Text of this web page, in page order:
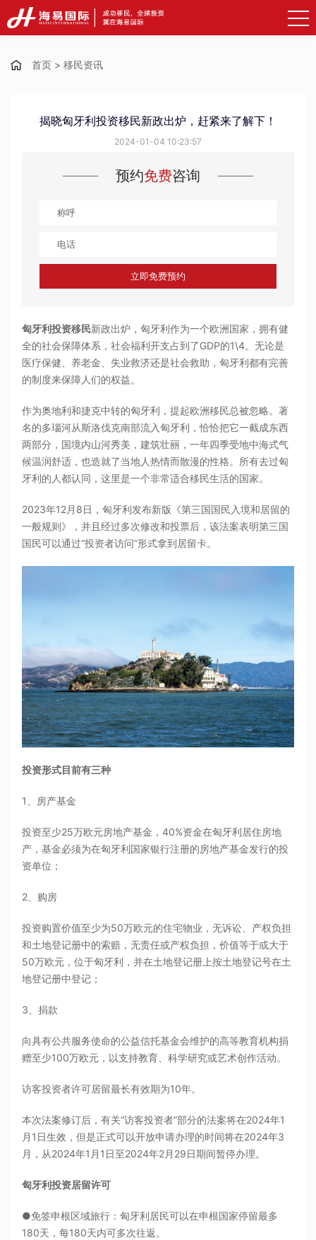
首页 > 移民资讯
揭晓匈牙利投资移民新政出炉，赶紧来了解下！
2024-01-04 10:23:57
预约免费咨询
立即免费预约
匈牙利投资移民新政出炉，匈牙利作为一个欧洲国家，拥有健
全的社会保障体系，社会福利开支占到了GDP的1\4。无论是
医疗保健、养老金、失业救济还是社会救助，匈牙利都有完善
的制度来保障人们的权益。
作为奥地利和捷克中转的匈牙利，提起欧洲移民总被忽略。著
名的多瑙河从斯洛伐克南部流入匈牙利，恰恰把它一截成东西
两部分，国境内山河秀美，建筑壮丽，一年四季受地中海式气
候温润舒适，也造就了当地人热情而散漫的性格。所有去过匈
牙利的人都认同，这里是一个非常适合移民生活的国家。
2023年12月8日，匈牙利发布新版《第三国国民入境和居留的
一般规则》，并且经过多次修改和投票后，该法案表明第三国
国民可以通过“投资者访问”形式拿到居留卡。
投资形式目前有三种
1、房产基金
投资至少25万欧元房地产基金，40%资金在匈牙利居住房地
产，基金必须为在匈牙利国家银行注册的房地产基金发行的投
资单位；
2、购房
投资购置价值至少为50万欧元的住宅物业，无诉讼、产权负担
和土地登记册中的索赔，无责任或产权负担，价值等于或大于
50万欧元，位于匈牙利，并在土地登记册上按土地登记号在土
地登记册中登记；
3、捐款
向具有公共服务使命的公益信托基金会维护的高等教育机构捐
赠至少100万欧元，以支持教育、科学研究或艺术创作活动。
访客投资者许可居留最长有效期为10年。
本次法案修订后，有关“访客投资者”部分的法案将在2024年1
月1日生效，但是正式可以开放申请办理的时间将在2024年3
月，从2024年1月1日至2024年2月29日期间暂停办理。
匈牙利投资居留许可
●免签申根区域旅行：匈牙利居民可以在申根国家停留最多
180天，每180天内可多次往返。